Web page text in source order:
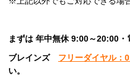
まずは 年中無休 9:00～20:00
ブレインズ フリーダイヤル：
い。